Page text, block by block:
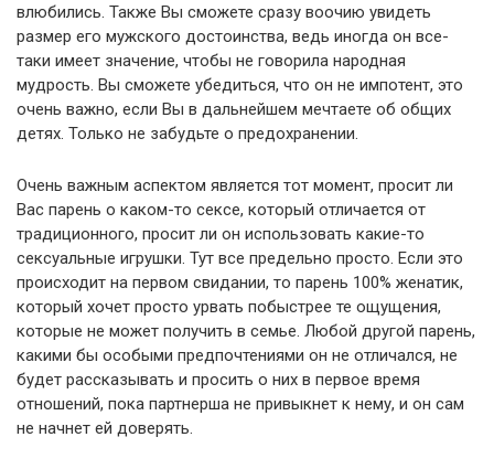
влюбились. Также Вы сможете сразу воочию увидеть
размер его мужского достоинства, ведь иногда он все-
таки имеет значение, чтобы не говорила народная
мудрость. Вы сможете убедиться, что он не импотент, это
очень важно, если Вы в дальнейшем мечтаете об общих
детях. Только не забудьте о предохранении.
Очень важным аспектом является тот момент, просит ли
Вас парень о каком-то сексе, который отличается от
традиционного, просит ли он использовать какие-то
сексуальные игрушки. Тут все предельно просто. Если это
происходит на первом свидании, то парень 100% женатик,
который хочет просто урвать побыстрее те ощущения,
которые не может получить в семье. Любой другой парень,
какими бы особыми предпочтениями он не отличался, не
будет рассказывать и просить о них в первое время
отношений, пока партнерша не привыкнет к нему, и он сам
не начнет ей доверять.